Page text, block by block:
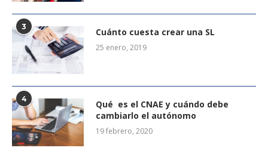
3 Cuánto cuesta crear una SL
25 enero, 2019
4
Qué es el CNAE y cuándo debe
cambiarlo el autónomo
19 febrero, 2020